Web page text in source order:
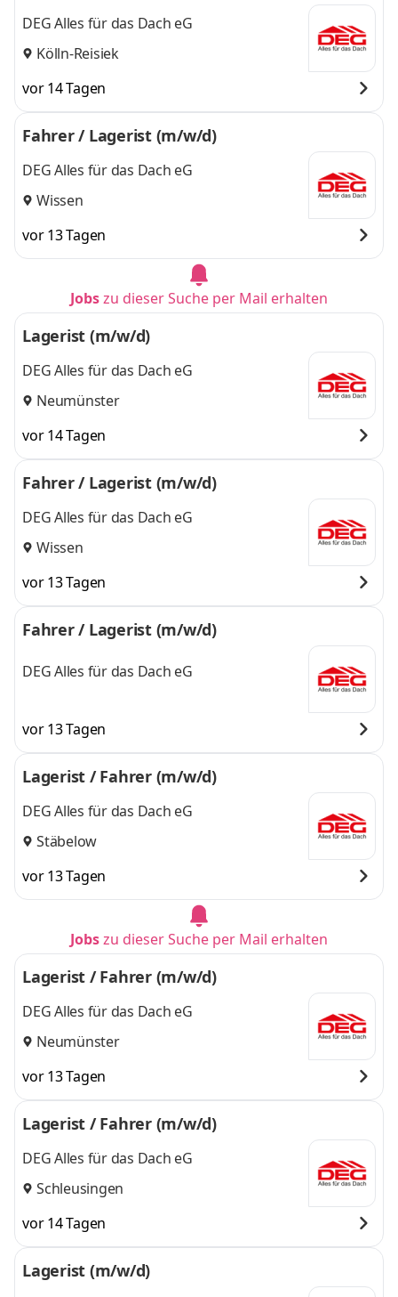
DEG Alles für das Dach eG
Kölln-Reisiek
vor 14 Tagen
Fahrer / Lagerist (m/w/d)
DEG Alles für das Dach eG
Wissen
vor 13 Tagen
Jobszu dieser Suche per Mail erhalten
Lagerist (m/w/d)
DEG Alles für das Dach eG
Neumünster
vor 14 Tagen
Fahrer / Lagerist (m/w/d)
DEG Alles für das Dach eG
Wissen
vor 13 Tagen
Fahrer / Lagerist (m/w/d)
DEG Alles für das Dach eG
vor 13 Tagen
Lagerist / Fahrer (m/w/d)
DEG Alles für das Dach eG
Stäbelow
vor 13 Tagen
Jobszu dieser Suche per Mail erhalten
Lagerist / Fahrer (m/w/d)
DEG Alles für das Dach eG
Neumünster
vor 13 Tagen
Lagerist / Fahrer (m/w/d)
DEG Alles für das Dach eG
Schleusingen
vor 14 Tagen
Lagerist (m/w/d)